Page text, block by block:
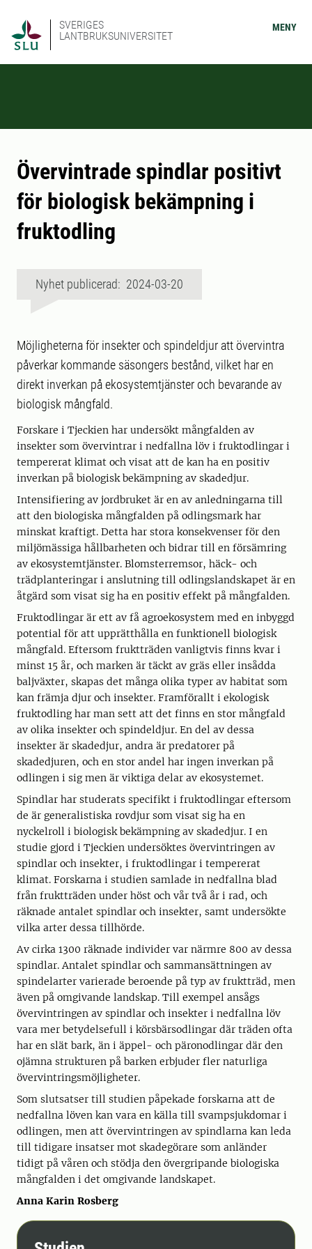
SVERIGES
LANTBRUKSUNIVERSITET
MENY
Övervintrade spindlar positivt
för biologisk bekämpning i
fruktodling
Nyhet publicerad: 2024-03-20
Möjligheterna för insekter och spindeldjur att övervintra
påverkar kommande säsongers bestånd, vilket har en
direkt inverkan på ekosystemtjänster och bevarande av
biologisk mångfald.
Forskare i Tjeckien har undersökt mångfalden av
insekter som övervintrar i nedfallna löv i fruktodlingar i
tempererat klimat och visat att de kan ha en positiv
inverkan på biologisk bekämpning av skadedjur.
Intensifiering av jordbruket är en av anledningarna till
att den biologiska mångfalden på odlingsmark har
minskat kraftigt. Detta har stora konsekvenser för den
miljömässiga hållbarheten och bidrar till en försämring
av ekosystemtjänster. Blomsterremsor, häck- och
trädplanteringar i anslutning till odlingslandskapet är en
åtgärd som visat sig ha en positiv effekt på mångfalden.
Fruktodlingar är ett av få agroekosystem med en inbyggd
potential för att upprätthålla en funktionell biologisk
mångfald. Eftersom fruktträden vanligtvis finns kvar i
minst 15 år, och marken är täckt av gräs eller insådda
baljväxter, skapas det många olika typer av habitat som
kan främja djur och insekter. Framförallt i ekologisk
fruktodling har man sett att det finns en stor mångfald
av olika insekter och spindeldjur. En del av dessa
insekter är skadedjur, andra är predatorer på
skadedjuren, och en stor andel har ingen inverkan på
odlingen i sig men är viktiga delar av ekosystemet.
Spindlar har studerats specifikt i fruktodlingar eftersom
de är generalistiska rovdjur som visat sig ha en
nyckelroll i biologisk bekämpning av skadedjur. I en
studie gjord i Tjeckien undersöktes övervintringen av
spindlar och insekter, i fruktodlingar i tempererat
klimat. Forskarna i studien samlade in nedfallna blad
från fruktträden under höst och vår två år i rad, och
räknade antalet spindlar och insekter, samt undersökte
vilka arter dessa tillhörde.
Av cirka 1300 räknade individer var närmre 800 av dessa
spindlar. Antalet spindlar och sammansättningen av
spindelarter varierade beroende på typ av fruktträd, men
även på omgivande landskap. Till exempel ansågs
övervintringen av spindlar och insekter i nedfallna löv
vara mer betydelsefull i körsbärsodlingar där träden ofta
har en slät bark, än i äppel- och päronodlingar där den
ojämna strukturen på barken erbjuder fler naturliga
övervintringsmöjligheter.
Som slutsatser till studien påpekade forskarna att de
nedfallna löven kan vara en källa till svampsjukdomar i
odlingen, men att övervintringen av spindlarna kan leda
till tidigare insatser mot skadegörare som anländer
tidigt på våren och stödja den övergripande biologiska
mångfalden i det omgivande landskapet.
Anna Karin Rosberg